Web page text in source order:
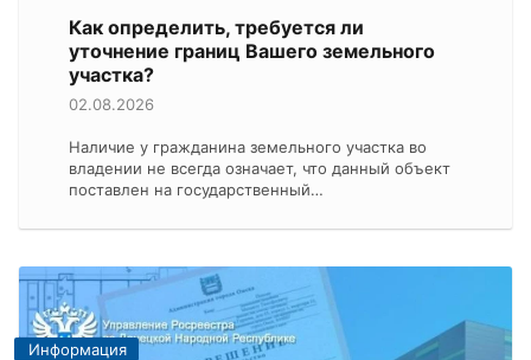
Как определить, требуется ли
уточнение границ Вашего земельного
участка?
02.08.2026
Наличие у гражданина земельного участка во
владении не всегда означает, что данный объект
поставлен на государственный…
Информация